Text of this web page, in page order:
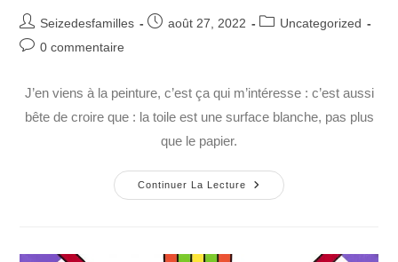
Seizedesfamilles août 27, 2022
Uncategorized
0 commentaire
J’en viens à la peinture, c’est ça qui m’intéresse : c’est aussi
bête de croire que : la toile est une surface blanche, pas plus
que le papier.
Continuer La Lecture